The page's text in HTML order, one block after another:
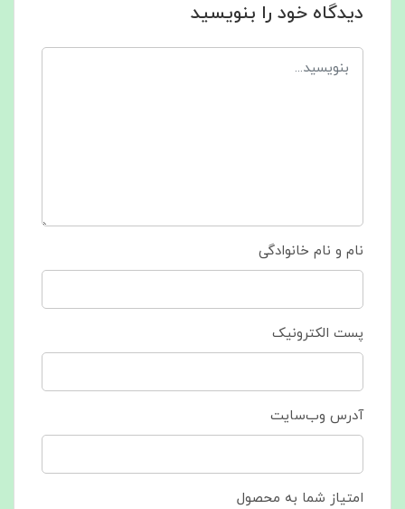
دیدگاه خود را بنویسید
نام و نام خانوادگی
پست الکترونیک
آدرس وب‌سایت
امتیاز شما به محصول